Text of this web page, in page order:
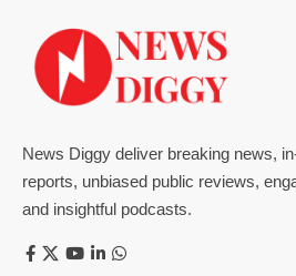
News Diggy deliver breaking news,
reports, unbiased public reviews,
and insightful podcasts.